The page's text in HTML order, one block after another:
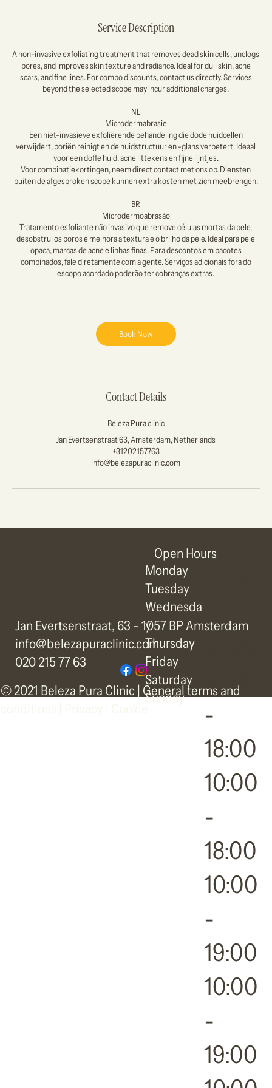
Service Description
A non-invasive exfoliating treatment that removes dead skin cells, unclogs
pores, and improves skin texture and radiance. Ideal for dull skin, acne
scars, and fine lines. For combo discounts, contact us directly. Services
beyond the selected scope may incur additional charges.
NL
Microdermabrasie
Een niet-invasieve exfoliërende behandeling die dode huidcellen
verwijdert, poriën reinigt en de huidstructuur en -glans verbetert. Ideaal
voor een doffe huid, acne littekens en fijne lijntjes.
Voor combinatiekortingen, neem direct contact met ons op. Diensten
buiten de afgesproken scope kunnen extra kosten met zich meebrengen.
BR
Microdermoabrasão
Tratamento esfoliante não invasivo que remove células mortas da pele,
desobstrui os poros e melhora a textura e o brilho da pele. Ideal para pele
opaca, marcas de acne e linhas finas. Para descontos em pacotes
combinados, fale diretamente com a gente. Serviços adicionais fora do
escopo acordado poderão ter cobranças extras.
Book Now
Contact Details
Beleza Pura clinic
Jan Evertsenstraat 63, Amsterdam, Netherlands
+31202157763
info@belezapuraclinic.com
Monday
Tuesday
Wednesda
y
Thursday
Friday
Saturday
Sunday
10:00
-
18:00
10:00
-
18:00
10:00
-
19:00
10:00
-
19:00
© 2021 Beleza Pura Clinic | General terms and
Jan Evertsenstraat, 63 - 1057 BP Amsterdam
info@belezapuraclinic.com
020 215 77 63
Open Hours